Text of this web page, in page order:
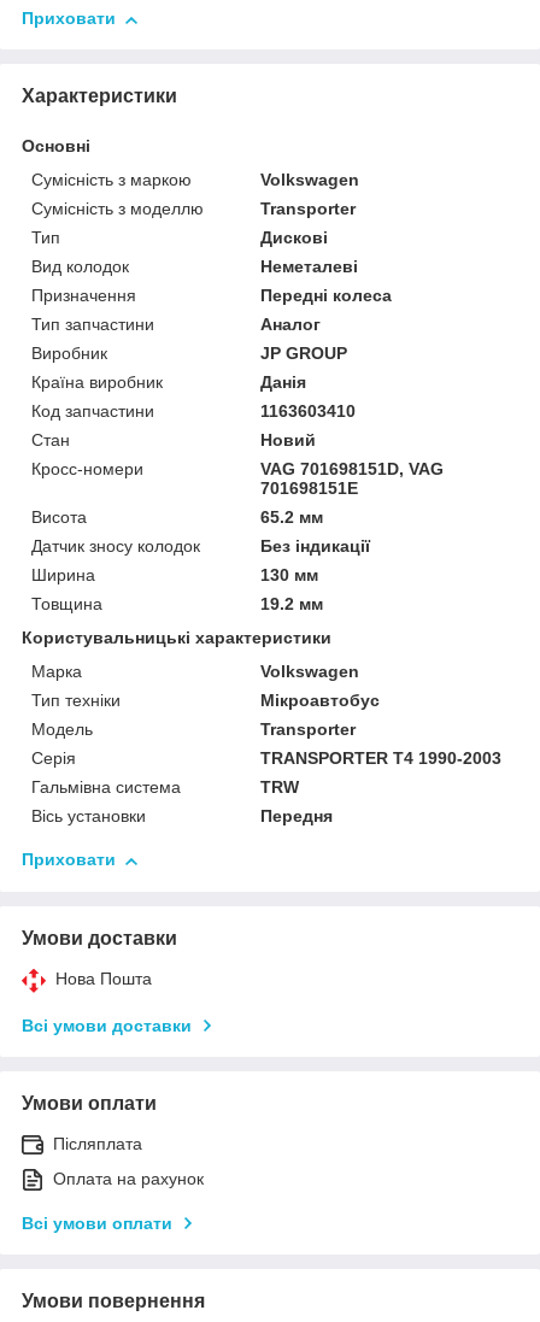
Приховати
Характеристики
Основні
Сумісність з маркою
Volkswagen
Сумісність з моделлю
Transporter
Тип
Дискові
Вид колодок
Неметалеві
Призначення
Передні колеса
Тип запчастини
Аналог
Виробник
JP GROUP
Країна виробник
Данія
Код запчастини
1163603410
Стан
Новий
Кросс-номери
VAG 701698151D, VAG
701698151E
Висота
65.2 мм
Датчик зносу колодок
Без індикації
Ширина
130 мм
Товщина
19.2 мм
Користувальницькі характеристики
Марка
Volkswagen
Тип техніки
Мікроавтобус
Модель
Transporter
Серія
TRANSPORTER T4 1990-2003
Гальмівна система
TRW
Вісь установки
Передня
Приховати
Умови доставки
Нова Пошта
Всі умови доставки
Умови оплати
Післяплата
Оплата на рахунок
Всі умови оплати
Умови повернення